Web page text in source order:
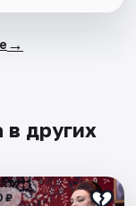
→
других
₽